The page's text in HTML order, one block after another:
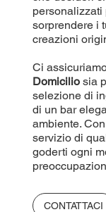
personalizzati
sorprendere i
creazioni
Ci
Domiciliosia
selezione di
di un bar
ambiente.
servizio di
goderti ogni
CONTATTACI